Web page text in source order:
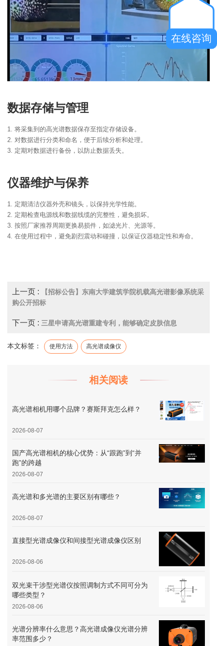
数据存储与管理
1. 将采集到的高光谱数据保存至指定存储设备。
2. 对数据进行分类和命名，便于后续分析和处理。
3. 定期对数据进行备份，以防止数据丢失。
仪器维护与保养
1. 定期清洁仪器外壳和镜头，以保持光学性能。
2. 定期检查电源线和数据线缆的完整性，避免损坏。
3. 按照厂家推荐周期更换易损件，如滤光片、光源等。
4. 在使用过程中，避免剧烈震动和碰撞，以保证仪器稳定性和寿命。
上一页 :
【招标公告】东南大学建筑学院机载高光谱影像系统采
购公开招标
下一页 : 三星申请高光谱重建专利，能够确定皮肤信息
本文标签： 使用方法 高光谱成像仪
相关阅读
高光谱相机用哪个品牌？赛斯拜克怎么样？
2026-08-07
国产高光谱相机的核心优势：从“跟跑”到“并
跑”的跨越
2026-08-07
高光谱和多光谱的主要区别有哪些？
2026-08-07
直接型光谱成像仪和间接型光谱成像仪区别
2026-08-06
双光束干涉型光谱仪按照调制方式不同可分为
哪些类型？
2026-08-06
光谱分辨率什么意思？高光谱成像仪光谱分辨
率范围多少？
在线咨询